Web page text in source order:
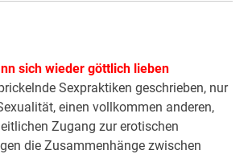
sich wieder göttlich lieben
Sexpraktiken geschrieben, nur
einen vollkommen anderen,
Zugang zur erotischen
die Zusammenhänge zwischen